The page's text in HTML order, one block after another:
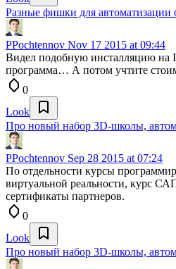
Разные фишки для автоматизации
PPochtennov Nov 17 2015 at 09:44
Видел подобную инсталляцию на
программа… А потом учтите
0
Look
Про новый набор 3D-школы,
PPochtennov Sep 28 2015 at 07:24
По отдельности курсы
виртуальной реальности, курс
сертификаты партнеров.
0
Look
Про новый набор 3D-школы,